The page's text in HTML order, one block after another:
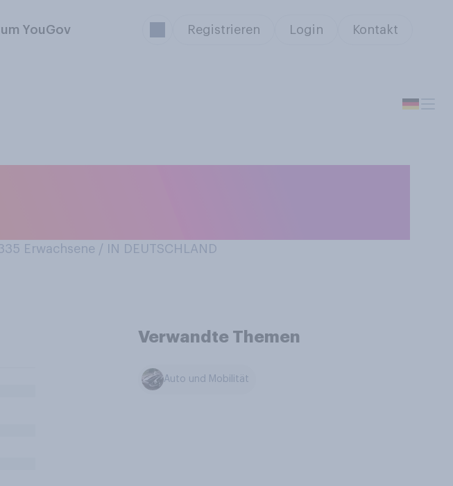
YouGov Registrieren Login Kontakt
Erwachsene / IN DEUTSCHLAND
Verwandte Themen
Auto und Mobilität